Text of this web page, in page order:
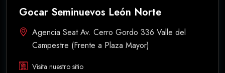
Gocar Seminuevos León Norte
Agencia Seat Av. Cerro Gordo 336 Valle del
Campestre (Frente a Plaza Mayor)
Visita nuestro sitio